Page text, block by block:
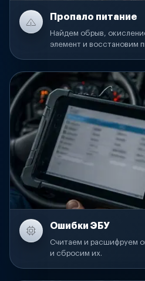
Пропало питание
Найдем обрыв,
элемент и восстановим
Ошибки ЭБУ
Считаем и расшифруем
и сбросим их.